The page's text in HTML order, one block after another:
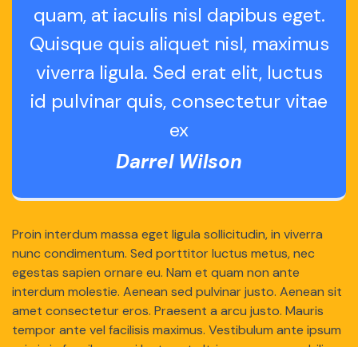
quam, at iaculis nisl dapibus eget.
Quisque quis aliquet nisl, maximus
viverra ligula. Sed erat elit, luctus
id pulvinar quis, consectetur vitae
ex
Darrel Wilson
Proin interdum massa eget ligula sollicitudin, in viverra
nunc condimentum. Sed porttitor luctus metus, nec
egestas sapien ornare eu. Nam et quam non ante
interdum molestie. Aenean sed pulvinar justo. Aenean sit
amet consectetur eros. Praesent a arcu justo. Mauris
tempor ante vel facilisis maximus. Vestibulum ante ipsum